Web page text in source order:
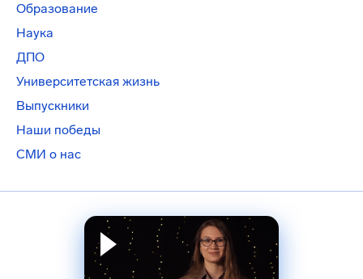
Образование
Наука
ДПО
Университетская жизнь
Выпускники
Наши победы
СМИ о нас